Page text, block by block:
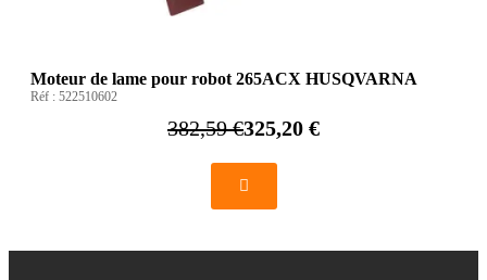
Moteur de lame pour robot 265ACX HUSQVARNA
Réf : 522510602
382,59 €325,20 €